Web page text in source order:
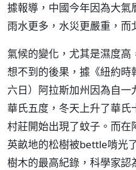
據報導，中國今年因為大
雨水更多，水災更嚴重，而
氣候的變化，尤其是濕度
想不到的後果，據《紐約
六日）阿拉斯加州因為自
華氏五度，冬天上升了華
村莊開始出現了蚊子。而
英畝地的松樹被bettle啃光
樹木的最高紀錄，科學家